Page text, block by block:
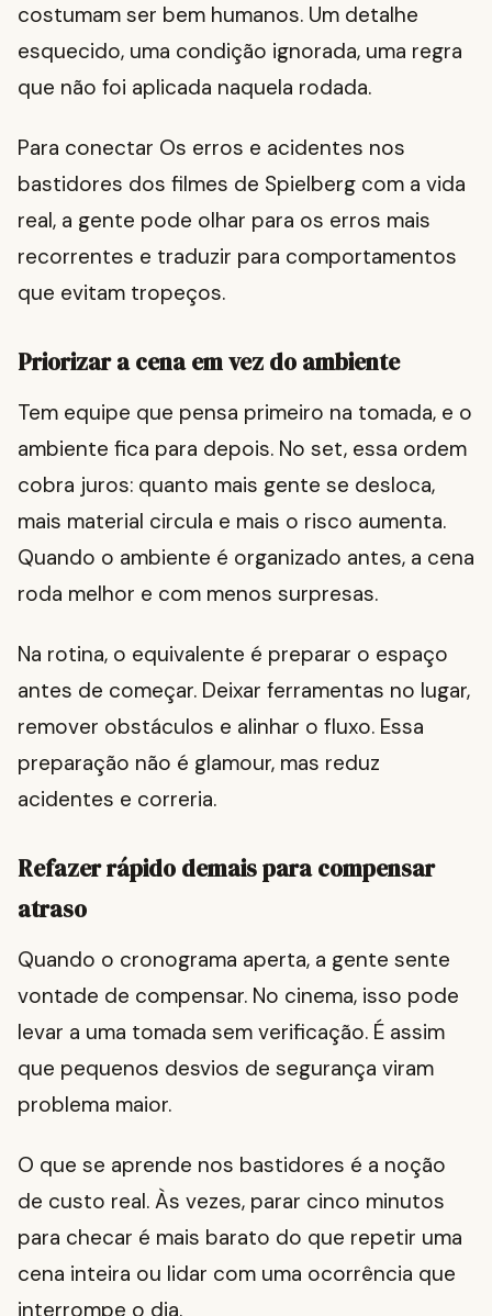
costumam ser bem humanos. Um detalhe
esquecido, uma condição ignorada, uma regra
que não foi aplicada naquela rodada.
Para conectar Os erros e acidentes nos
bastidores dos filmes de Spielberg com a vida
real, a gente pode olhar para os erros mais
recorrentes e traduzir para comportamentos
que evitam tropeços.
Priorizar a cena em vez do ambiente
Tem equipe que pensa primeiro na tomada, e o
ambiente fica para depois. No set, essa ordem
cobra juros: quanto mais gente se desloca,
mais material circula e mais o risco aumenta.
Quando o ambiente é organizado antes, a cena
roda melhor e com menos surpresas.
Na rotina, o equivalente é preparar o espaço
antes de começar. Deixar ferramentas no lugar,
remover obstáculos e alinhar o fluxo. Essa
preparação não é glamour, mas reduz
acidentes e correria.
Refazer rápido demais para compensar
atraso
Quando o cronograma aperta, a gente sente
vontade de compensar. No cinema, isso pode
levar a uma tomada sem verificação. É assim
que pequenos desvios de segurança viram
problema maior.
O que se aprende nos bastidores é a noção
de custo real. Às vezes, parar cinco minutos
para checar é mais barato do que repetir uma
cena inteira ou lidar com uma ocorrência que
interrompe o dia.